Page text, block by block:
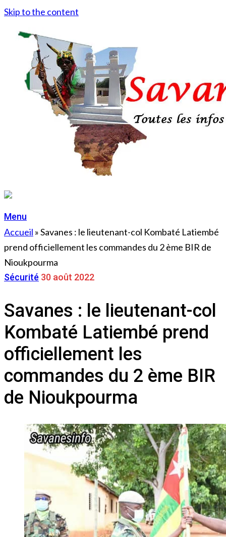
Skip to the content
Menu
Accueil »Savanes : le lieutenant-col Kombaté Latiembé
prend officiellement les commandes du 2 ème BIR de
Nioukpourma
Sécurité 30 août 2022
Savanes : le lieutenant-col
Kombaté Latiembé prend
officiellement les
commandes du 2 ème BIR
de Nioukpourma